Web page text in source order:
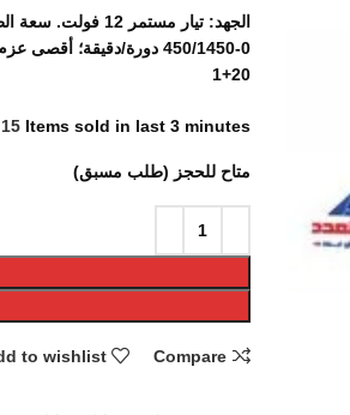
20+1
15 Items sold in last 3 minutes
متاح للحجز (طلب مسبق)
Compare
to wishlist